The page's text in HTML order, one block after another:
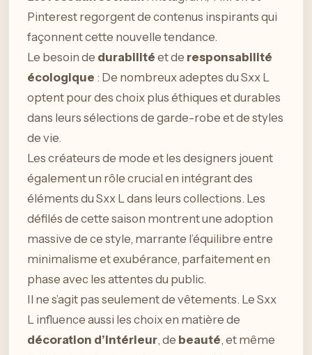
Pinterest regorgent de contenus inspirants qui
façonnent cette nouvelle tendance.
Le besoin de durabilité et de responsabilité
écologique : De nombreux adeptes du Sxx L
optent pour des choix plus éthiques et durables
dans leurs sélections de garde-robe et de styles
de vie.
Les créateurs de mode et les designers jouent
également un rôle crucial en intégrant des
éléments du Sxx L dans leurs collections. Les
défilés de cette saison montrent une adoption
massive de ce style, marrante l’équilibre entre
minimalisme et exubérance, parfaitement en
phase avec les attentes du public.
Il ne s’agit pas seulement de vêtements. Le Sxx
L influence aussi les choix en matière de
décoration d’intérieur, de beauté, et même